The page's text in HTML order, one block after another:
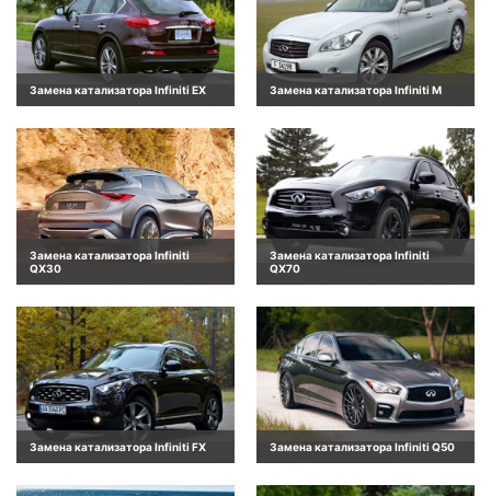
Замена катализатора Infiniti EX Замена катализатора Infiniti M
Замена катализатора Infiniti
QX30
Замена катализатора Infiniti
QX70
Замена катализатора Infiniti FX Замена катализатора Infiniti Q50